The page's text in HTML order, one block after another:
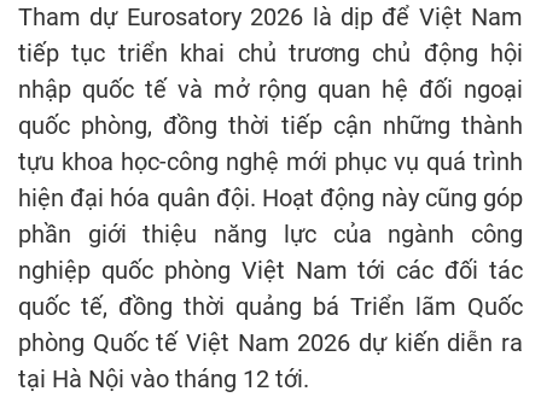
Tham dự Eurosatory 2026 là dịp để Việt Nam
tiếp tục triển khai chủ trương chủ động hội
nhập quốc tế và mở rộng quan hệ đối ngoại
quốc phòng, đồng thời tiếp cận những thành
tựu khoa học-công nghệ mới phục vụ quá trình
hiện đại hóa quân đội. Hoạt động này cũng góp
phần giới thiệu năng lực của ngành công
nghiệp quốc phòng Việt Nam tới các đối tác
quốc tế, đồng thời quảng bá Triển lãm Quốc
phòng Quốc tế Việt Nam 2026 dự kiến diễn ra
tại Hà Nội vào tháng 12 tới.